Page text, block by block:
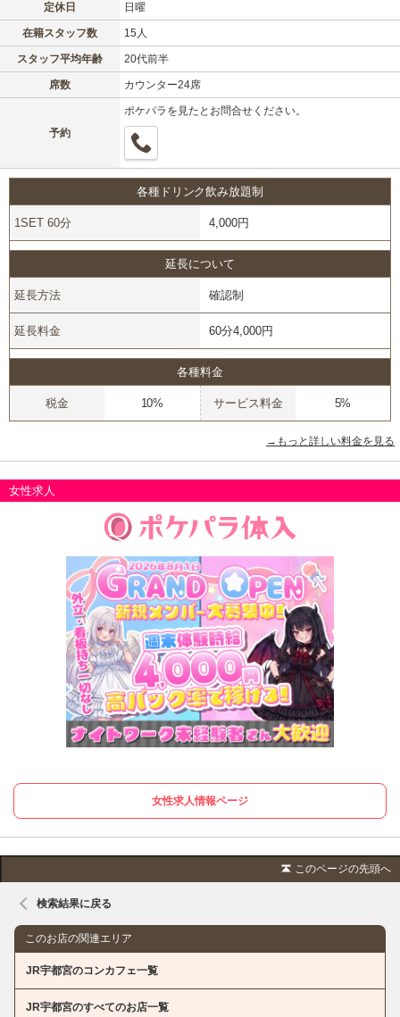
定休日 日曜
在籍スタッフ数 15人
スタッフ平均年齢 20代前半
席数 カウンター24席
予約
ポケパラを見たとお問合せください。
各種ドリンク飲み放題制
1SET 60分 4,000円
延長について
延長方法 確認制
延長料金 60分4,000円
各種料金
税金 10% サービス料金 5%
→もっと詳しい料金を見る
女性求人
女性求人情報ページ
このページの先頭へ
検索結果に戻る
このお店の関連エリア
JR宇都宮のコンカフェ一覧
JR宇都宮のすべてのお店一覧